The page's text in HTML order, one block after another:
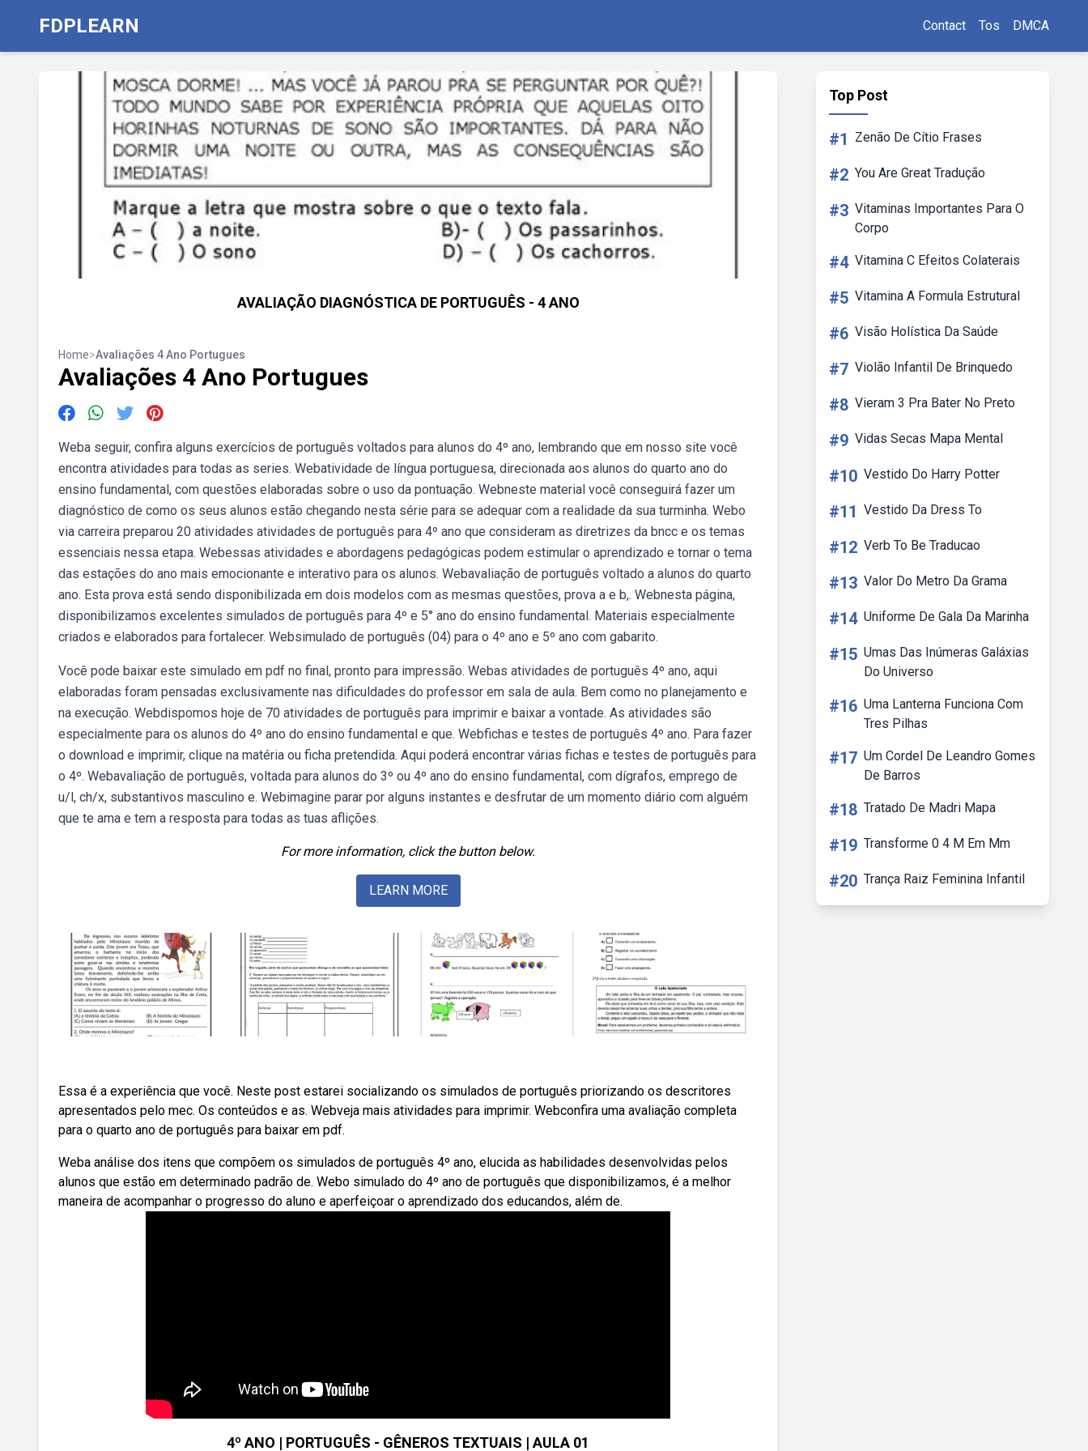
FDPLEARN Contact Tos DMCA
AVALIAÇÃO DIAGNÓSTICA DE PORTUGUÊS - 4 ANO
Home>Avaliações 4 Ano Portugues
Avaliações 4 Ano Portugues
Weba seguir, confira alguns exercícios de português voltados para alunos do 4º ano, lembrando que em nosso site você
encontra atividades para todas as series. Webatividade de língua portuguesa, direcionada aos alunos do quarto ano do
ensino fundamental, com questões elaboradas sobre o uso da pontuação. Webneste material você conseguirá fazer um
diagnóstico de como os seus alunos estão chegando nesta série para se adequar com a realidade da sua turminha. Webo
via carreira preparou 20 atividades atividades de português para 4º ano que consideram as diretrizes da bncc e os temas
essenciais nessa etapa. Webessas atividades e abordagens pedagógicas podem estimular o aprendizado e tornar o tema
das estações do ano mais emocionante e interativo para os alunos. Webavaliação de português voltado a alunos do quarto
ano. Esta prova está sendo disponibilizada em dois modelos com as mesmas questões, prova a e b,. Webnesta página,
disponibilizamos excelentes simulados de português para 4º e 5° ano do ensino fundamental. Materiais especialmente
criados e elaborados para fortalecer. Websimulado de português (04) para o 4º ano e 5º ano com gabarito.
Você pode baixar este simulado em pdf no final, pronto para impressão. Webas atividades de português 4º ano, aqui
elaboradas foram pensadas exclusivamente nas dificuldades do professor em sala de aula. Bem como no planejamento e
na execução. Webdispomos hoje de 70 atividades de português para imprimir e baixar a vontade. As atividades são
especialmente para os alunos do 4º ano do ensino fundamental e que. Webfichas e testes de português 4º ano. Para fazer
o download e imprimir, clique na matéria ou ficha pretendida. Aqui poderá encontrar várias fichas e testes de português para
o 4º. Webavaliação de português, voltada para alunos do 3º ou 4º ano do ensino fundamental, com dígrafos, emprego de
u/l, ch/x, substantivos masculino e. Webimagine parar por alguns instantes e desfrutar de um momento diário com alguém
que te ama e tem a resposta para todas as tuas aflições.
For more information, click the button below.
LEARN MORE
Essa é a experiência que você. Neste post estarei socializando os simulados de português priorizando os descritores
apresentados pelo mec. Os conteúdos e as. Webveja mais atividades para imprimir. Webconfira uma avaliação completa
para o quarto ano de português para baixar em pdf.
Weba análise dos itens que compõem os simulados de português 4º ano, elucida as habilidades desenvolvidas pelos
alunos que estão em determinado padrão de. Webo simulado do 4º ano de português que disponibilizamos, é a melhor
maneira de acompanhar o progresso do aluno e aperfeiçoar o aprendizado dos educandos, além de.
4º ANO | PORTUGUÊS - GÊNEROS TEXTUAIS | AULA 01
Top Post
#1 Zenão De Cítio Frases
#2 You Are Great Tradução
#3 Vitaminas Importantes Para O
Corpo
#4 Vitamina C Efeitos Colaterais
#5 Vitamina A Formula Estrutural
#6 Visão Holística Da Saúde
#7 Violão Infantil De Brinquedo
#8 Vieram 3 Pra Bater No Preto
#9 Vidas Secas Mapa Mental
#10 Vestido Do Harry Potter
#11 Vestido Da Dress To
#12 Verb To Be Traducao
#13 Valor Do Metro Da Grama
#14 Uniforme De Gala Da Marinha
#15 Umas Das Inúmeras Galáxias
Do Universo
#16 Uma Lanterna Funciona Com
Tres Pilhas
#17 Um Cordel De Leandro Gomes
De Barros
#18 Tratado De Madri Mapa
#19 Transforme 0 4 M Em Mm
#20 Trança Raiz Feminina Infantil